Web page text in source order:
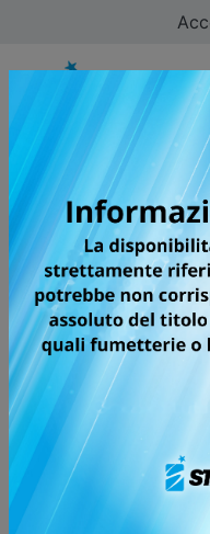
MY
PLUS ULTRA!!!
🏆 Next Manga Award,
🏆Harvey Awards,
🏆 Sugoi Japan
In un mondo in cui
nascere senza
propria disgrazia!
tutta per ottenere un
l’impresa sembri
le sue capacità...